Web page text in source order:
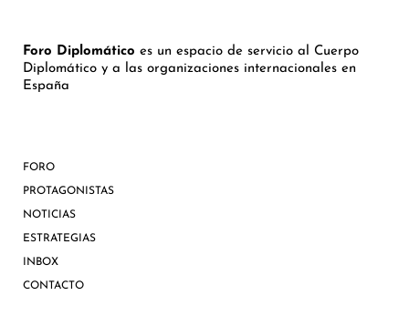
Foro Diplomático es un espacio de servicio al Cuerpo
Diplomático y a las organizaciones internacionales en
España
FORO
PROTAGONISTAS
NOTICIAS
ESTRATEGIAS
INBOX
CONTACTO